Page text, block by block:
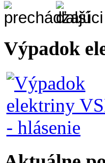
Výpadok